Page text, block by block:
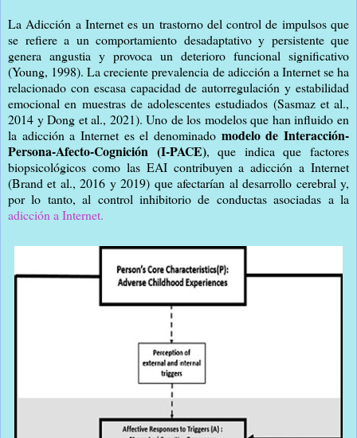
La Adicción a Internet es un trastorno del control de impulsos que
se refiere a un comportamiento desadaptativo y persistente que
genera angustia y provoca un deterioro funcional significativo
(Young, 1998). La creciente prevalencia de adicción a Internet se ha
relacionado con escasa capacidad de autorregulación y estabilidad
emocional en muestras de adolescentes estudiados (Sasmaz et al.,
2014 y Dong et al., 2021). Uno de los modelos que han influido en
la adicción a Internet es el denominado modelo de Interacción-
Persona-Afecto-Cognición (I-PACE), que indica que factores
biopsicológicos como las EAI contribuyen a adicción a Internet
(Brand et al., 2016 y 2019) que afectarían al desarrollo cerebral y,
por lo tanto, al control inhibitorio de conductas asociadas a la
adicción a Internet.